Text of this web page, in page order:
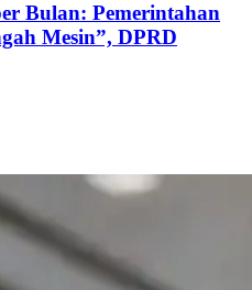
Bulan: Pemerintahan
Mesin”, DPRD